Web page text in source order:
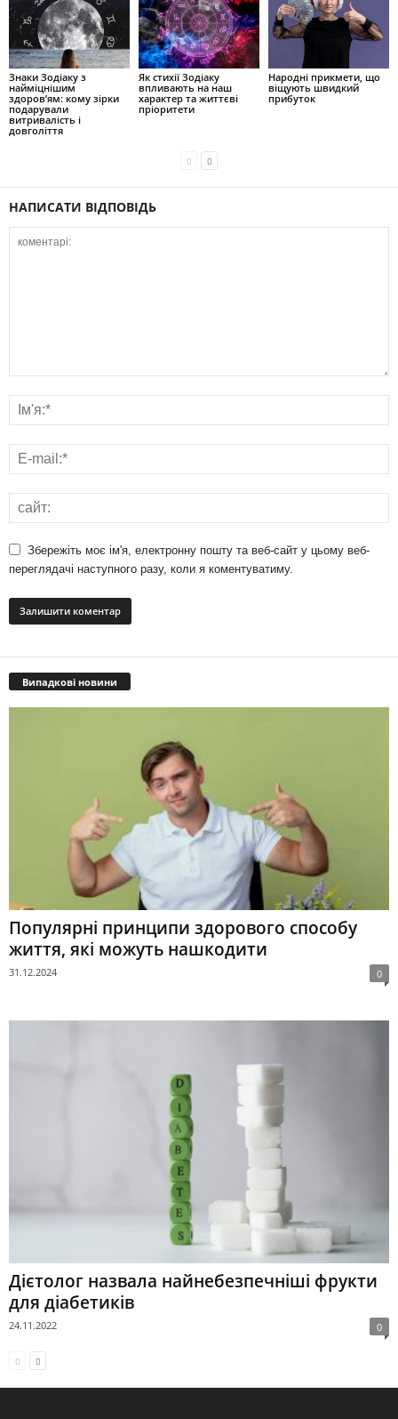
Знаки Зодіаку з
найміцнішим
здоров’ям: кому зірки
подарували
витривалість і
довголіття
Як стихії Зодіаку
впливають на наш
характер та життєві
пріоритети
Народні прикмети, що
віщують швидкий
прибуток
НАПИСАТИ ВІДПОВІДЬ
Збережіть моє ім'я, електронну пошту та веб-сайт у цьому веб-
переглядачі наступного разу, коли я коментуватиму.
Випадкові новини
Популярні принципи здорового способу
життя, які можуть нашкодити
31.12.2024 0
Дієтолог назвала найнебезпечніші фрукти
для діабетиків
24.11.2022 0